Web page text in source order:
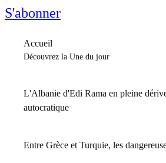
S'abonner
Accueil
Découvrez la Une du jour
L'Albanie d'Edi Rama en pleine
autocratique
Entre Grèce et Turquie, les